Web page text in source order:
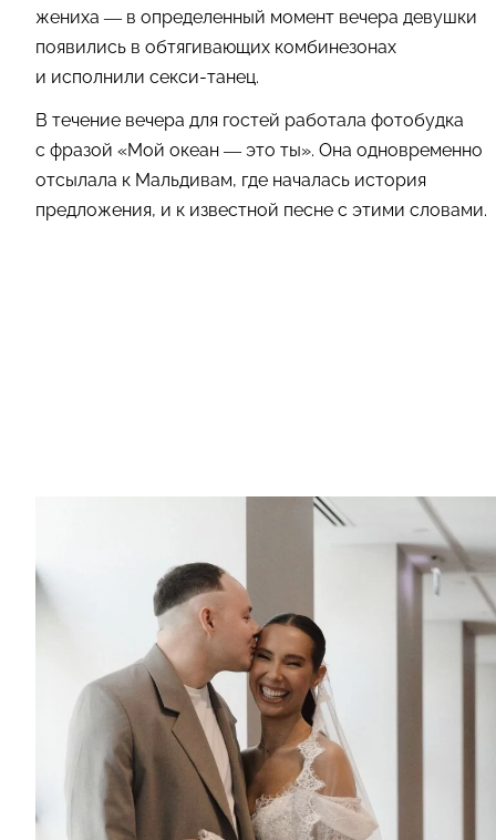
жениха — в определенный момент вечера девушки
появились в обтягивающих комбинезонах
и исполнили секси-танец.
В течение вечера для гостей работала фотобудка
с фразой «Мой океан — это ты». Она одновременно
отсылала к Мальдивам, где началась история
предложения, и к известной песне с этими словами.